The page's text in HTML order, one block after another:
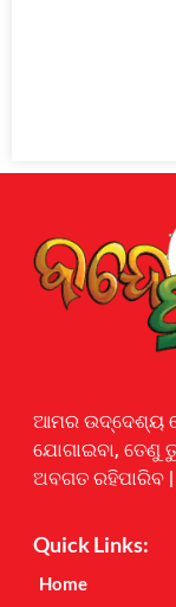
ଆମର ଉଦ୍ଦେଶ୍ୟ
ଯୋଗାଇବା, ତେଣୁ
ଅବଗତ ରହିପାରିବ |
Quick Links:
Home